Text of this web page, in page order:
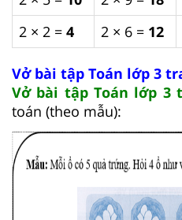
2 × 2 = 4 2 × 6 = 12
Vở bài tập Toán lớp 3
Vở bài tập Toán lớp 3
toán (theo mẫu):